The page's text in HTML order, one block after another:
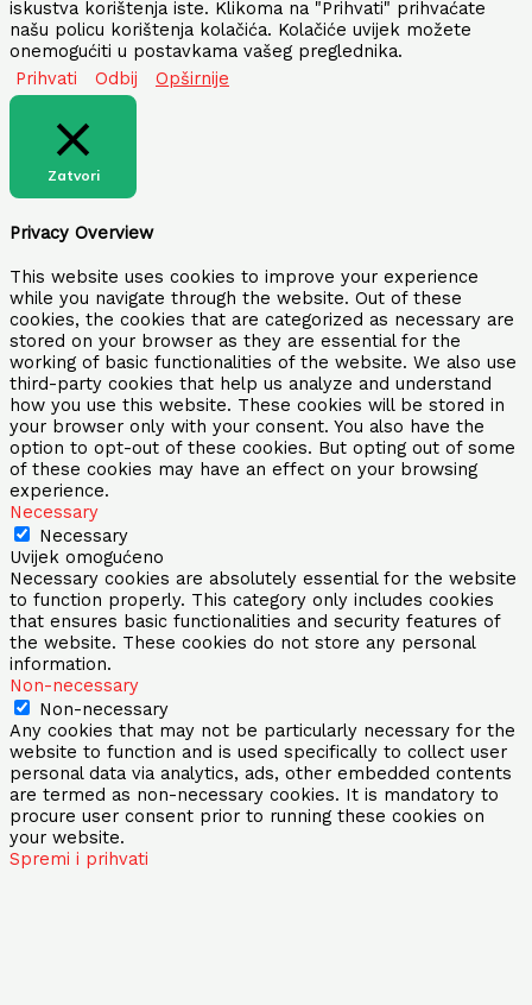
iskustva korištenja iste. Klikoma na "Prihvati" prihvaćate
našu policu korištenja kolačića. Kolačiće uvijek možete
onemogućiti u postavkama vašeg preglednika.
Prihvati
Odbij Opširnije
Zatvori
Privacy Overview
This website uses cookies to improve your experience
while you navigate through the website. Out of these
cookies, the cookies that are categorized as necessary are
stored on your browser as they are essential for the
working of basic functionalities of the website. We also use
third-party cookies that help us analyze and understand
how you use this website. These cookies will be stored in
your browser only with your consent. You also have the
option to opt-out of these cookies. But opting out of some
of these cookies may have an effect on your browsing
experience.
Necessary
Necessary
Uvijek omogućeno
Necessary cookies are absolutely essential for the website
to function properly. This category only includes cookies
that ensures basic functionalities and security features of
the website. These cookies do not store any personal
information.
Non-necessary
Non-necessary
Any cookies that may not be particularly necessary for the
website to function and is used specifically to collect user
personal data via analytics, ads, other embedded contents
are termed as non-necessary cookies. It is mandatory to
procure user consent prior to running these cookies on
your website.
Spremi i prihvati